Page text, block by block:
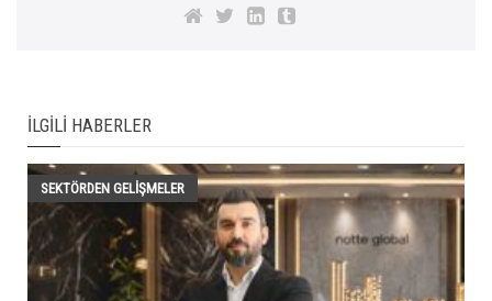
İLGILI HABERLER
SEKTÖRDEN GELIŞMELER